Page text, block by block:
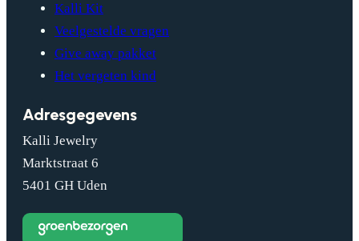
Kalli Kit
Veelgestelde vragen
Give away pakket
Het vergeten kind
Adresgegevens
Kalli Jewelry
Marktstraat 6
5401 GH Uden